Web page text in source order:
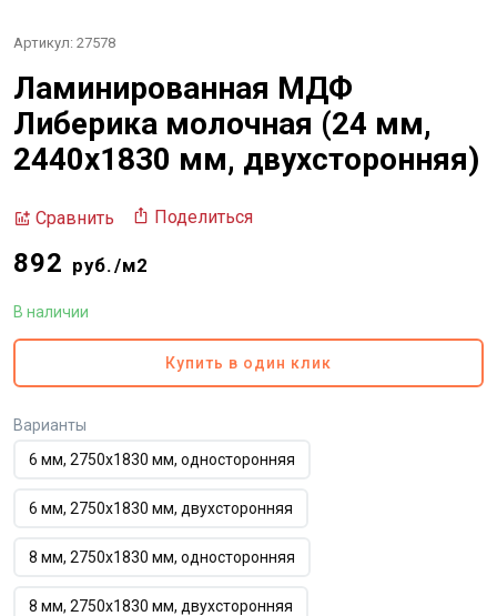
Артикул: 27578
Ламинированная МДФ
Либерика молочная (24 мм,
2440х1830 мм, двухсторонняя)
Сравнить Поделиться
892 руб./м2
В наличии
Купить в один клик
Варианты
6 мм, 2750х1830 мм, односторонняя
6 мм, 2750х1830 мм, двухсторонняя
8 мм, 2750х1830 мм, односторонняя
8 мм, 2750х1830 мм, двухсторонняя